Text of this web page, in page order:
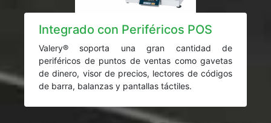
Integrado con Periféricos POS
Valery® soporta una gran cantidad de
periféricos de puntos de ventas como gavetas
de dinero, visor de precios, lectores de códigos
de barra, balanzas y pantallas táctiles.